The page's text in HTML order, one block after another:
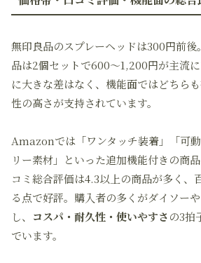
無印良品のスプレーヘッドは300円前
品は2個セットで600～1,200円が主流
に大きな差はなく、機能面ではどちら
性の高さが支持されています。
Amazonでは「ワンタッチ装着」「可
リー素材」といった追加機能付きの商
コミ総合評価は4.3以上の商品が多く、
る点で好評。購入者の多くがダイソー
し、 コスパ・耐久性・使いやすさの3拍
でいます。